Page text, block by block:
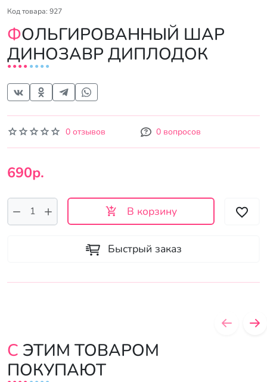
Код товара: 927
ФОЛЬГИРОВАННЫЙ ШАР
ДИНОЗАВР ДИПЛОДОК
0 отзывов 0 вопросов
690р.
В корзину
Быстрый заказ
С ЭТИМ ТОВАРОМ
ПОКУПАЮТ